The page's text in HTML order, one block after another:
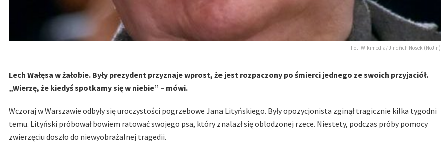
Fot. Wikimedia/ Jindřich Nosek (NoJin)
Lech Wałęsa w żałobie. Były prezydent przyznaje wprost, że jest rozpaczony po śmierci jednego ze swoich przyjaciół.
„Wierzę, że kiedyś spotkamy się w niebie” – mówi.
Wczoraj w Warszawie odbyły się uroczystości pogrzebowe Jana Lityńskiego. Były opozycjonista zginął tragicznie kilka tygodni
temu. Lityński próbował bowiem ratować swojego psa, który znalazł się oblodzonej rzece. Niestety, podczas próby pomocy
zwierzęciu doszło do niewyobrażalnej tragedii.